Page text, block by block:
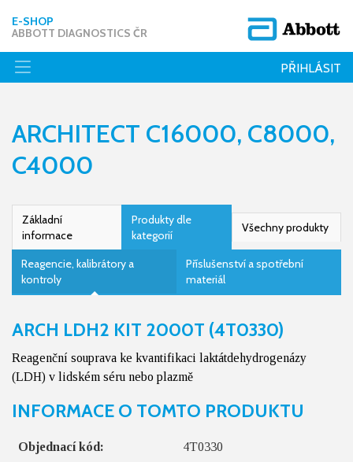
E-SHOP
ABBOTT DIAGNOSTICS ČR
PŘIHLÁSIT
ARCHITECT C16000, C8000,
C4000
Základní
informace
Produkty dle
kategorií
Všechny produkty
Reagencie, kalibrátory a
kontroly
Příslušenství a spotřební
materiál
ARCH LDH2 KIT 2000T (4T0330)
Reagenční souprava ke kvantifikaci laktátdehydrogenázy
(LDH) v lidském séru nebo plazmě
INFORMACE O TOMTO PRODUKTU
Objednací kód: 4T0330